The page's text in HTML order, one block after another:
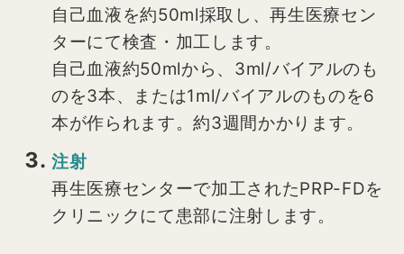
自己血液を約50ml採取し、再生医療セン
ターにて検査・加工します。
自己血液約50mlから、3ml/バイアルのも
のを3本、または1ml/バイアルのものを6
本が作られます。約3週間かかります。
注射
再生医療センターで加工されたPRP-FDを
クリニックにて患部に注射します。